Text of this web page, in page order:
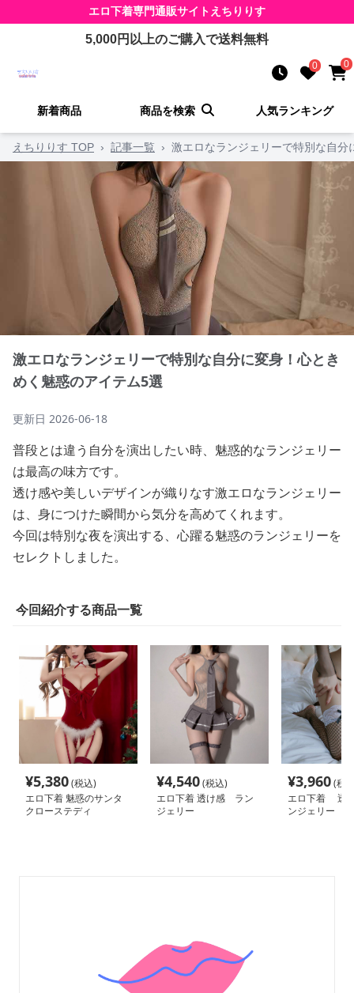
エロ下着専門通販サイト えちりりす
5,000円以上のご購入で送料無料
0 0
新着商品 商品を検索 人気ランキング
えちりりす TOP › 記事一覧 › 激エロなランジェリーで特別な自
激エロなランジェリーで特別な自分に変身！心とき
めく魅惑のアイテム5選
更新日 2026-06-18
普段とは違う自分を演出したい時、魅惑的なランジェリー
は最高の味方です。
透け感や美しいデザインが織りなす激エロなランジェリー
は、身につけた瞬間から気分を高めてくれます。
今回は特別な夜を演出する、心躍る魅惑のランジェリーを
セレクトしました。
今回紹介する商品一覧
¥5,380(税込)
エロ下着 魅惑のサンタ
クローステディ
¥4,540(税込)
エロ下着 透け感 ラン
ジェリー
¥3,960(税
エロ下着 透
ンジェリー